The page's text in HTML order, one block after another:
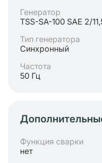
Генератор
TSS-SA-100 SAE 2/
Тип генератора
Синхронный
Частота
50 Гц
Функция сварки
нет